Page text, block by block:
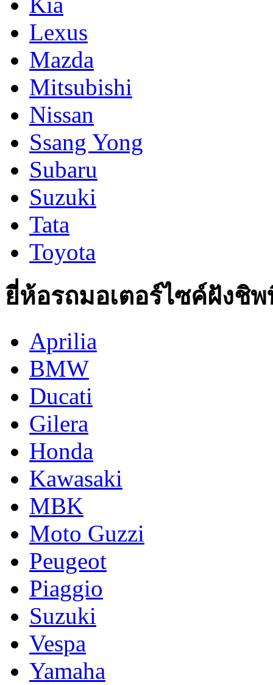
Lexus
Mazda
Mitsubishi
Nissan
Ssang Yong
Subaru
Suzuki
Tata
Toyota
ยี่ห้อรถมอเตอร์ไซค์ฝังชิ
Aprilia
BMW
Ducati
Gilera
Honda
Kawasaki
MBK
Moto Guzzi
Peugeot
Piaggio
Suzuki
Vespa
Yamaha